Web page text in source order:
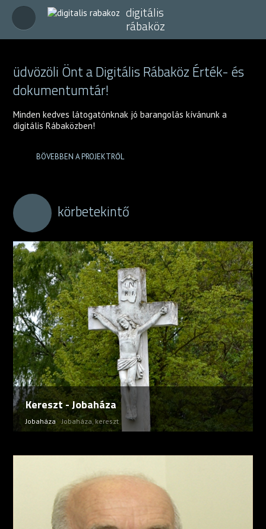
digitális
rábaköz
üdvözöli Önt a Digitális Rábaköz Érték- és
dokumentumtár!
Minden kedves látogatónknak jó barangolás kívánunk a
digitális Rábaközben!
BÖVEBBEN A PROJEKTRŐL
körbetekintő
Kereszt - Jobaháza
Jobaháza Jobaháza, kereszt